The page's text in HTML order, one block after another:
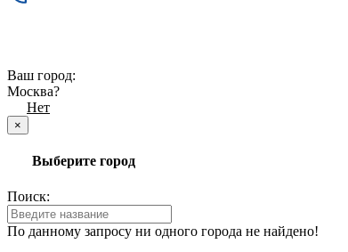
Ваш город:
Москва?
Нет
×
Выберите город
Поиск:
По данному запросу ни одного города не найдено!